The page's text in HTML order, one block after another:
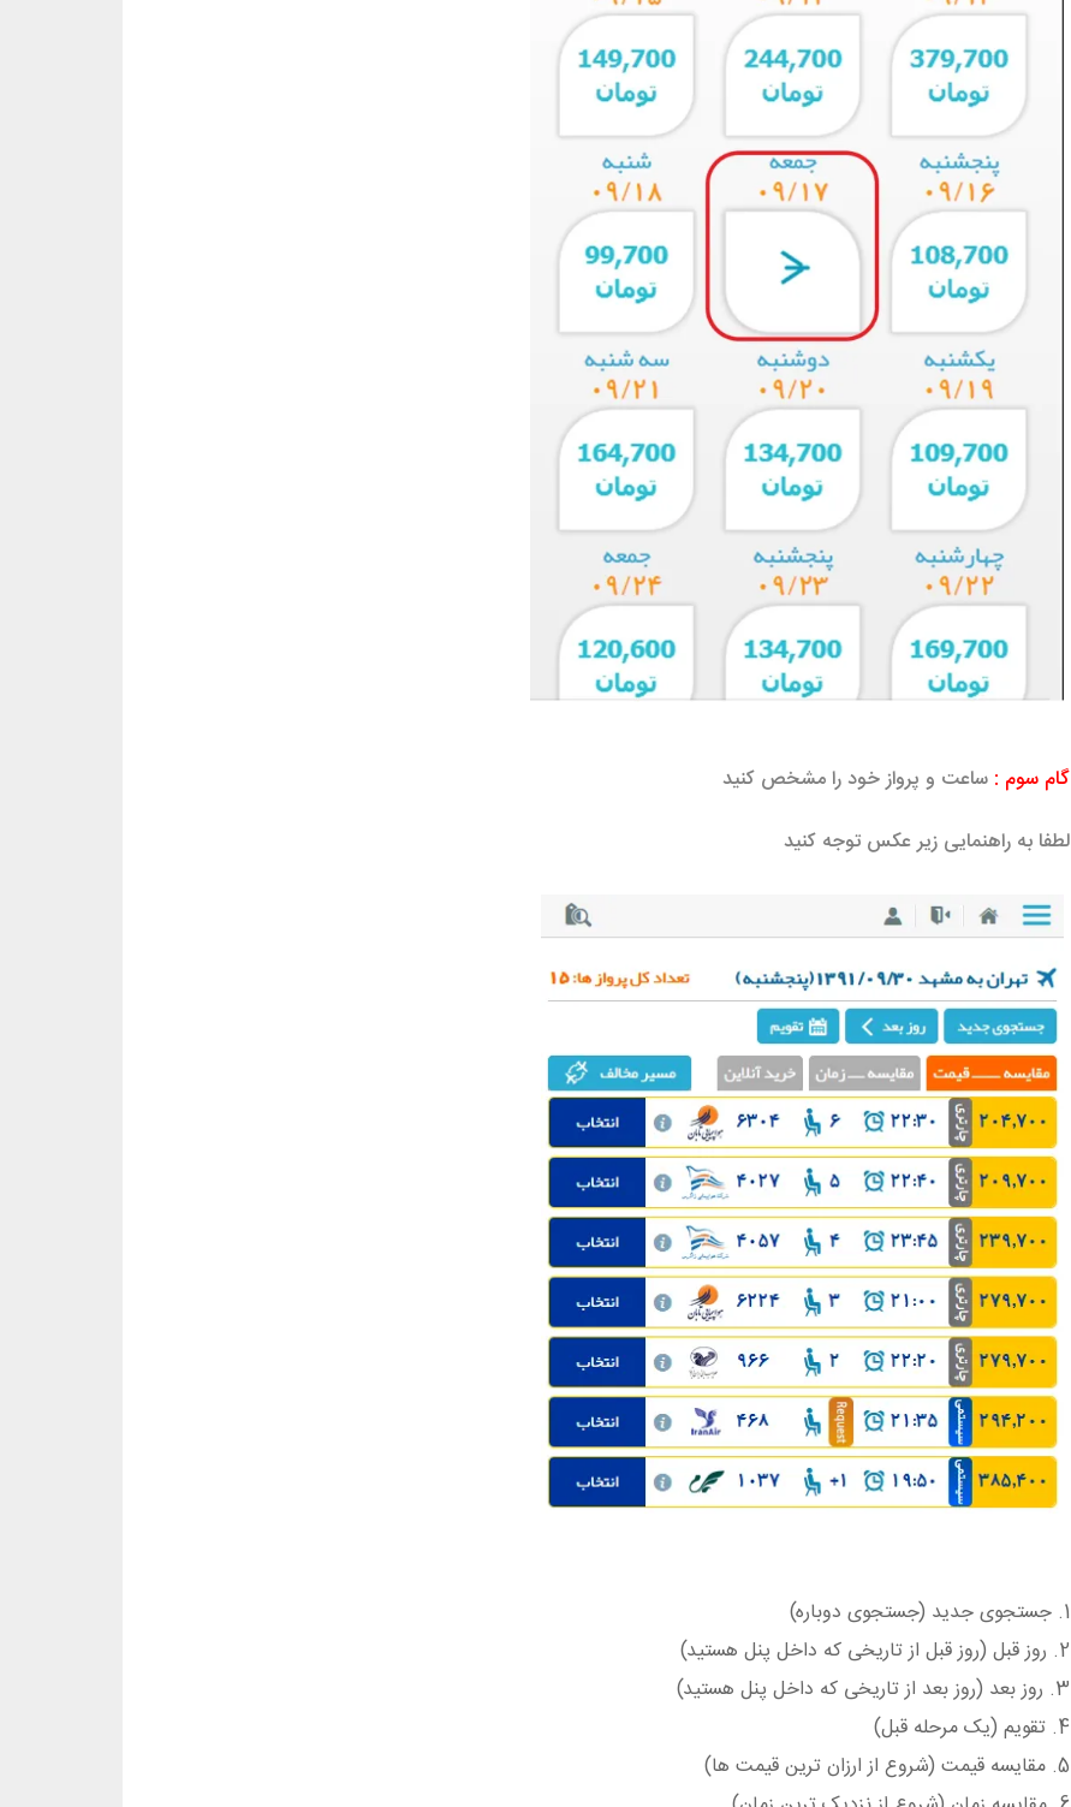
گام سوم :ساعت و پرواز خود را مشخص کنید
لطفا به راهنمایی زیر عکس توجه کنید
1. جستجوی جدید (جستجوی دوباره)
2. روز قبل (روز قبل از تاریخی که داخل پنل هستید)
3. روز بعد (روز بعد از تاریخی که داخل پنل هستید)
4. تقویم (یک مرحله قبل)
5. مقایسه قیمت (شروع از ارزان ترین قیمت ها)